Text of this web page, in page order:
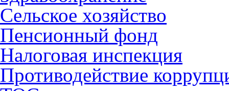
Сельское хозяйство
Пенсионный фонд
Налоговая инспекция
Противодействие